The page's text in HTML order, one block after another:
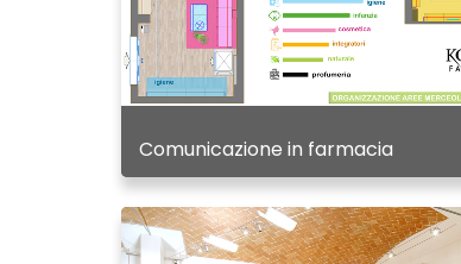
Comunicazione in farmacia